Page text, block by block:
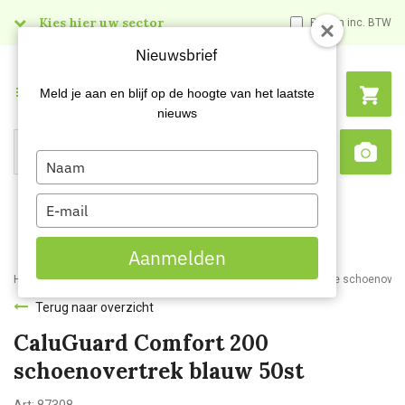
Kies hier uw sector Prijzen inc. BTW
Search
Menu
Home Webshop Werkkleding Disposable kleding Disposable
Terug naar overzicht
CaluGuard Comfort 200
schoenovertrek blauw 50st
Nieuwsbrief
Meld je aan en blijf op de hoogte van het laatste
nieuws
Type
your
name
Type
your
email
Aanmelden